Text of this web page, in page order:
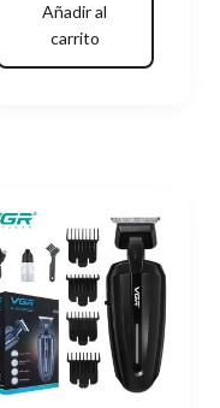
Añadir al
carrito